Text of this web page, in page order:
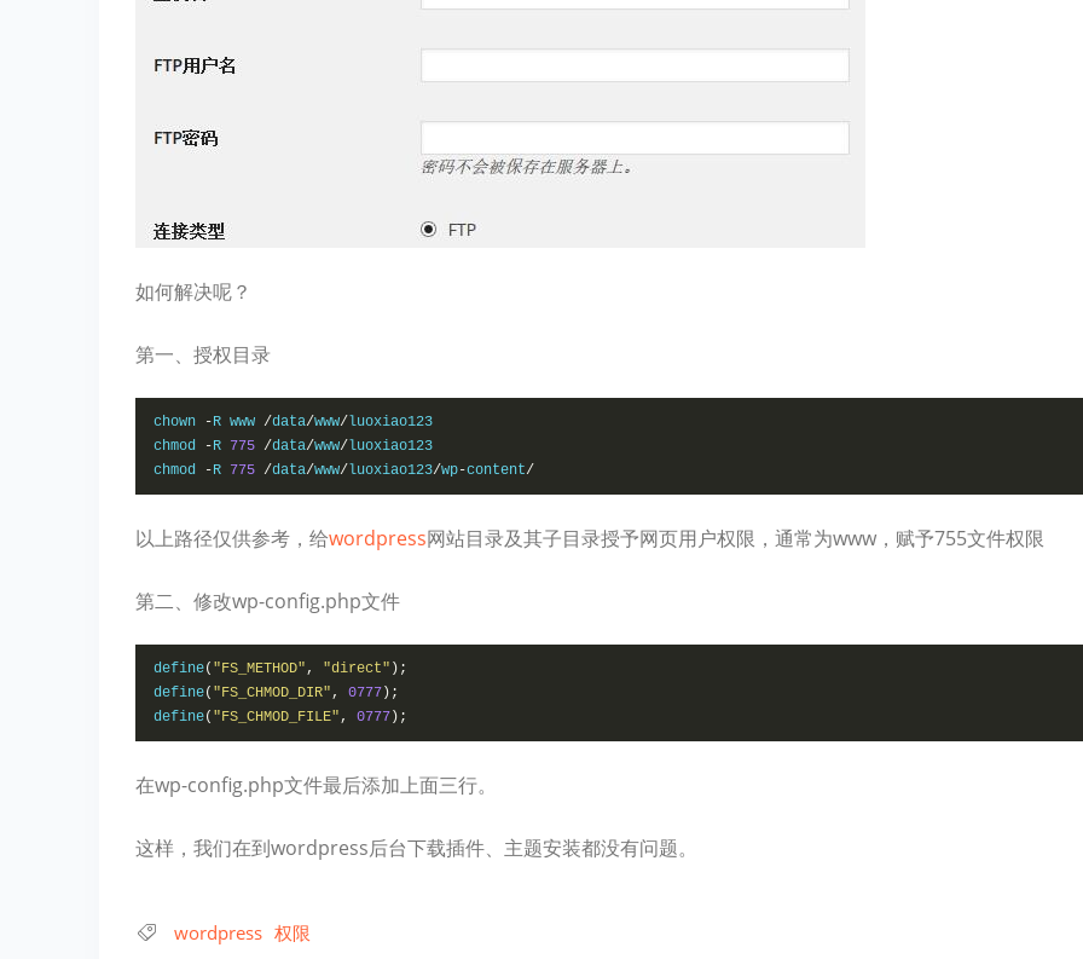
如何解决呢？
第一、授权目录
chown -R www /data/www/ luoxiao123
chmod
-R 775 /data/www/ luoxiao123
chmod
-R 775 /data/www/ luoxiao123/wp-content/
以上路径仅供参考，给wordpress网站目录及其子目录授予网页用户权限，通常为www，赋予755文件权限
第二、修改wp-config.php文件
define( "FS_METHOD" , "direct" );
define( "FS_CHMOD_DIR" , 0777 );
define( "FS_CHMOD_FILE" , 0777 );
在wp-config.php文件最后添加上面三行。
这样，我们在到wordpress后台下载插件、主题安装都没有问题。
wordpress 权限